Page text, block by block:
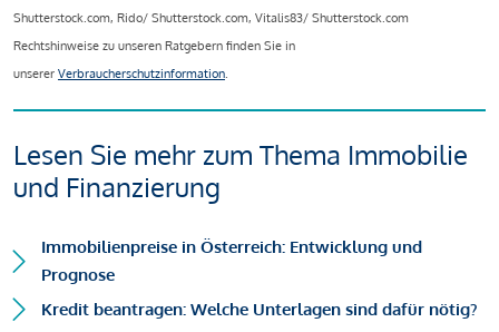
Shutterstock.com, Rido/ Shutterstock.com, Vitalis83/ Shutterstock.com
Rechtshinweise zu unseren Ratgebern finden Sie in
unserer Verbraucherschutzinformation.
Lesen Sie mehr zum Thema Immobilie
und Finanzierung
Immobilienpreise in Österreich: Entwicklung und
Prognose
Kredit beantragen: Welche Unterlagen sind dafür nötig?